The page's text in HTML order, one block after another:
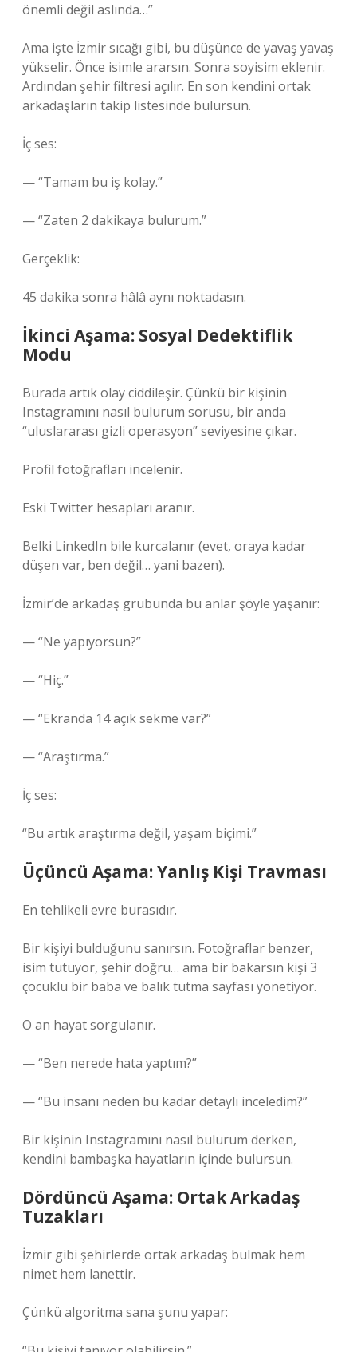
önemli değil aslında…”
Ama işte İzmir sıcağı gibi, bu düşünce de yavaş yavaş
yükselir. Önce isimle ararsın. Sonra soyisim eklenir.
Ardından şehir filtresi açılır. En son kendini ortak
arkadaşların takip listesinde bulursun.
İç ses:
— “Tamam bu iş kolay.”
— “Zaten 2 dakikaya bulurum.”
Gerçeklik:
45 dakika sonra hâlâ aynı noktadasın.
İkinci Aşama: Sosyal Dedektiflik
Modu
Burada artık olay ciddileşir. Çünkü bir kişinin
Instagramını nasıl bulurum sorusu, bir anda
“uluslararası gizli operasyon” seviyesine çıkar.
Profil fotoğrafları incelenir.
Eski Twitter hesapları aranır.
Belki LinkedIn bile kurcalanır (evet, oraya kadar
düşen var, ben değil… yani bazen).
İzmir’de arkadaş grubunda bu anlar şöyle yaşanır:
— “Ne yapıyorsun?”
— “Hiç.”
— “Ekranda 14 açık sekme var?”
— “Araştırma.”
İç ses:
“Bu artık araştırma değil, yaşam biçimi.”
Üçüncü Aşama: Yanlış Kişi Travması
En tehlikeli evre burasıdır.
Bir kişiyi bulduğunu sanırsın. Fotoğraflar benzer,
isim tutuyor, şehir doğru… ama bir bakarsın kişi 3
çocuklu bir baba ve balık tutma sayfası yönetiyor.
O an hayat sorgulanır.
— “Ben nerede hata yaptım?”
— “Bu insanı neden bu kadar detaylı inceledim?”
Bir kişinin Instagramını nasıl bulurum derken,
kendini bambaşka hayatların içinde bulursun.
Dördüncü Aşama: Ortak Arkadaş
Tuzakları
İzmir gibi şehirlerde ortak arkadaş bulmak hem
nimet hem lanettir.
Çünkü algoritma sana şunu yapar: